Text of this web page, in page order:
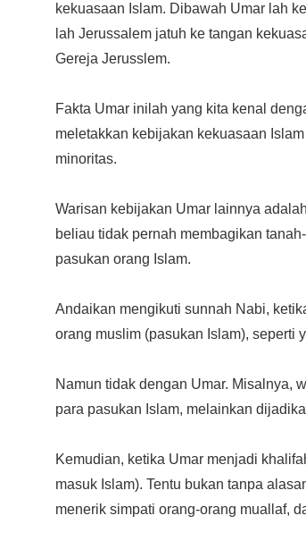
kekuasaan Islam. Dibawah Umar lah
lah Jerussalem jatuh ke tangan
Gereja Jerusslem.
Fakta Umar inilah yang kita kenal
meletakkan kebijakan kekuasaan
minoritas.
Warisan kebijakan Umar lainnya
beliau tidak pernah membagikan
pasukan orang Islam.
Andaikan mengikuti sunnah Nabi,
orang muslim (pasukan Islam), seperti
Namun tidak dengan Umar. Misalnya,
para pasukan Islam, melainkan
Kemudian, ketika Umar menjadi
masuk Islam). Tentu bukan tanpa
menerik simpati orang-orang muallaf,